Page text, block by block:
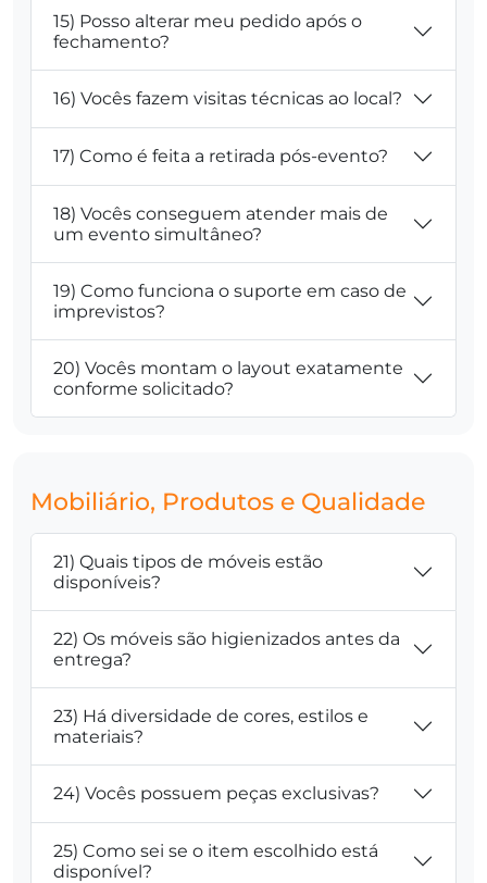
15) Posso alterar meu pedido após o
fechamento?
16) Vocês fazem visitas técnicas ao local?
17) Como é feita a retirada pós-evento?
18) Vocês conseguem atender mais de
um evento simultâneo?
19) Como funciona o suporte em caso de
imprevistos?
20) Vocês montam o layout exatamente
conforme solicitado?
Mobiliário, Produtos e Qualidade
21) Quais tipos de móveis estão
disponíveis?
22) Os móveis são higienizados antes da
entrega?
23) Há diversidade de cores, estilos e
materiais?
24) Vocês possuem peças exclusivas?
25) Como sei se o item escolhido está
disponível?